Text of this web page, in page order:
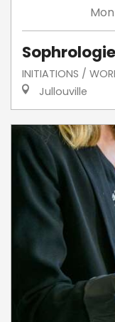
INITIATIONS /
Jullouville